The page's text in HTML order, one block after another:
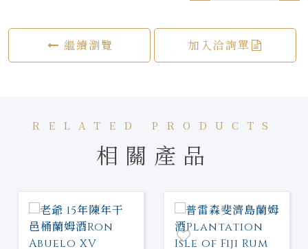
繼續瀏覽 加入洽詢單
RELATED PRODUCTS
相關產品